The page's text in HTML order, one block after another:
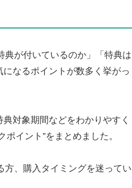
典が付いているのか」「特典は
なるポイントが数多く挙がっ
対象期間などをわかりやすく
イント”をまとめました。
方、購入タイミングを迷ってい